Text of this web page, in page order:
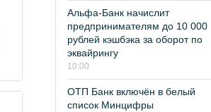
Альфа-Банк начислит
предпринимателям до 10 000
рублей кэшбэка за оборот по
эквайрингу
10:00
ОТП Банк включён в белый
список Минцифры